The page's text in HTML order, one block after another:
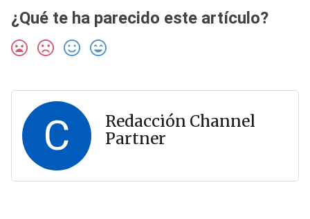
¿Qué te ha parecido este artículo?
C
Redacción Channel
Partner